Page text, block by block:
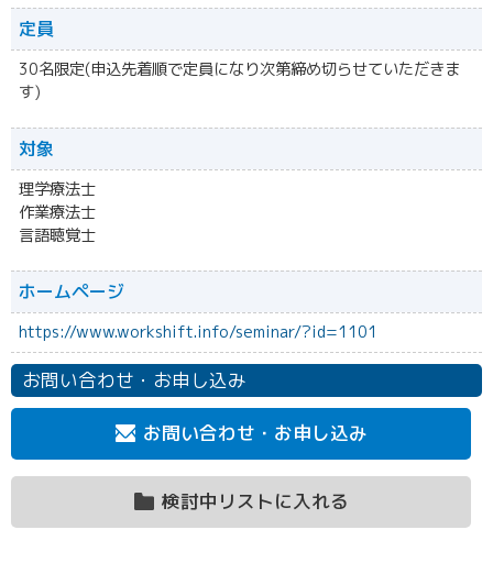
定員
30名限定(申込先着順で定員になり次第締め切らせていただきま
す)
対象
理学療法士
作業療法士
言語聴覚士
ホームページ
https://www.workshift.info/seminar/?id=1101
お問い合わせ・お申し込み
お問い合わせ・お申し込み
検討中リストに入れる